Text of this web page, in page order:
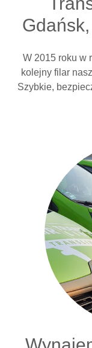
W 2015 roku w
kolejny filar
Szybkie,